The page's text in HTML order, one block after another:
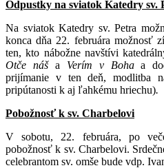
Odpustky na sviatok Katedry sv.
Na sviatok Katedry sv. Petra
konca dňa 22. februára možnosť
ten, kto nábožne navštívi
Otče náša Verím v Bohaa
prijímanie v ten deň, modlitba
pripútanosti k aj ľahkému hriechu).
Pobožnosť k sv. Charbelovi
V sobotu, 22. februára, po
pobožnosť k sv. Charbelovi.
celebrantom sv. omše bude vdp.